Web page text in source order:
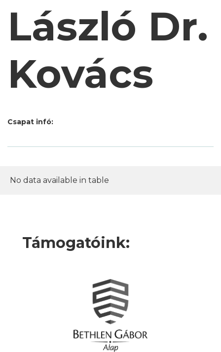
László Dr.
Kovács
Csapat infó:
No data available in table
Támogatóink: